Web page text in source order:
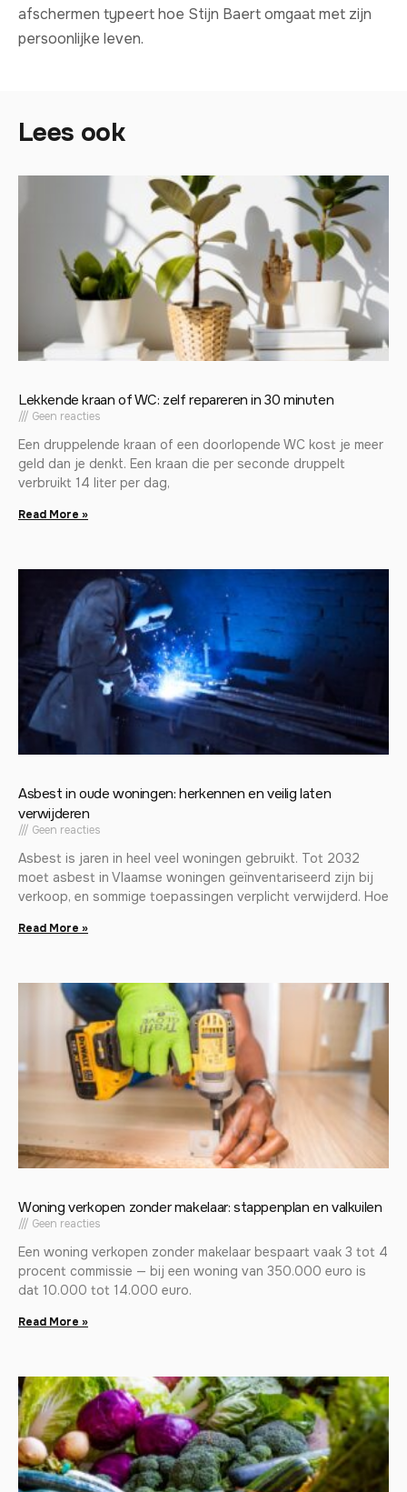
afschermen typeert hoe Stijn Baert omgaat met zijn
persoonlijke leven.
Lees ook
Lekkende kraan of WC: zelf repareren in 30 minuten
Geen reacties
Een druppelende kraan of een doorlopende WC kost je meer
geld dan je denkt. Een kraan die per seconde druppelt
verbruikt 14 liter per dag,
Read More »
Asbest in oude woningen: herkennen en veilig laten
verwijderen
Geen reacties
Asbest is jaren in heel veel woningen gebruikt. Tot 2032
moet asbest in Vlaamse woningen geïnventariseerd zijn bij
verkoop, en sommige toepassingen verplicht verwijderd. Hoe
Read More »
Woning verkopen zonder makelaar: stappenplan en valkuilen
Geen reacties
Een woning verkopen zonder makelaar bespaart vaak 3 tot 4
procent commissie — bij een woning van 350.000 euro is
dat 10.000 tot 14.000 euro.
Read More »